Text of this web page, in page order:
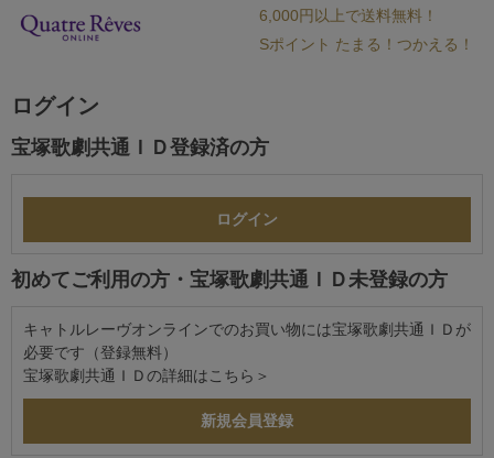
6,000円以上で送料無料！
Sポイント たまる！つかえる！
ログイン
宝塚歌劇共通ＩＤ登録済の方
初めてご利用の方・宝塚歌劇共通ＩＤ未登録の方
キャトルレーヴオンラインでのお買い物には宝塚歌劇共通ＩＤが
必要です（登録無料）
宝塚歌劇共通ＩＤの詳細は こちら＞